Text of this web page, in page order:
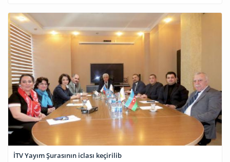
İTV Yayım Şurasının iclası keçirilib